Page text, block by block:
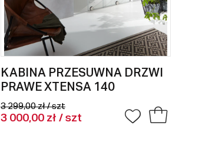
KABINA PRZESUWNA DRZWI
PRAWE XTENSA 140
3 299,00 zł / szt
3 000,00 zł / szt